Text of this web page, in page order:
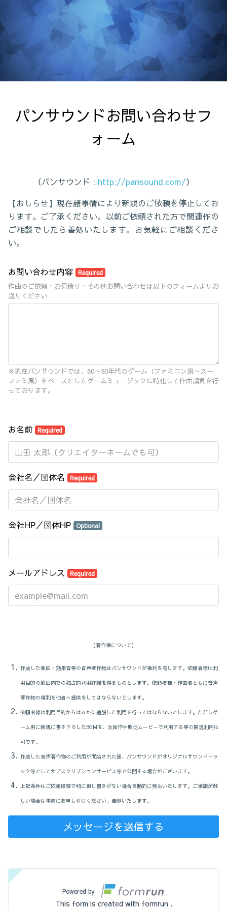
パンサウンドお問い合わせフ
ォーム
（パンサウンド : http://pansound.com/）
【おしらせ】現在諸事情により新規のご依頼を停止してお
ります。ご了承ください。以前ご依頼された方で関連作の
ご相談でしたら善処いたします。お気軽にご相談くださ
い。
お問い合わせ内容 Required
作曲のご依頼・お見積り・その他お問い合わせは以下のフォームよりお
送りください
※現在パンサウンドでは、80～90年代のゲーム（ファミコン風～スー
ファミ風）をベースとしたゲームミュージックに特化して作曲請負を行
っております。
お名前 Required
会社名／団体名 Required
会社HP／団体HP Optional
メールアドレス Required
【著作権について】
作成した楽曲・効果音等の音声著作物はパンサウンドが権利を有します。依頼者様は利
用目的の範囲内での独占的利用許諾を得るものとします。 依頼者様・作曲者ともに音声
著作物の権利を他者へ提供をしてはならないとします。
依頼者様は利用目的からはるかに逸脱した利用を行ってはならないとします。 ただしゲ
ーム用に新規に書き下ろしたBGMを、次回作や販促ムービーで利用する等の関連利用は
可です。
作成した音声著作物のご利用が開始された後、パンサウンドがオリジナルサウンドトラ
ック等としてサブスクリプションサービス等で公開する場合がございます。
上記条件はご依頼段階で特に但し書きがない場合自動的に発生いたします。ご承諾が難
しい場合は事前にお申し付けください。善処いたします。
メッセージを送信する
Powered by
This form is created with formrun .